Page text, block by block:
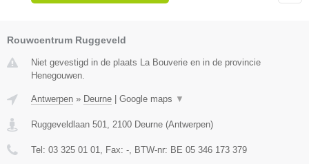
Rouwcentrum Ruggeveld
Niet gevestigd in de plaats La Bouverie en in de provincie
Henegouwen.
Antwerpen » Deurne Google maps ▼
Ruggeveldlaan 501, 2100 Deurne (Antwerpen)
Tel: 03 325 01 01, Fax: -, BTW-nr: BE 05 346 173 379